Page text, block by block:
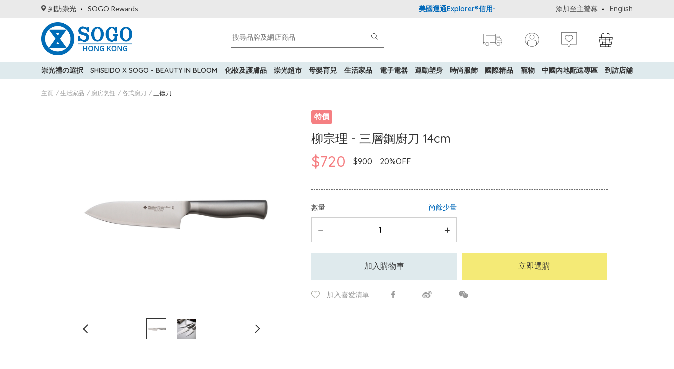
到訪崇光 SOGO Rewards 美國運通Explorer®信用卡會員購物禮遇：高達5%簽賬回贈！ 購買一般貨品(冷凍食
添加至主螢幕 English
崇光禮の選択 SHISEIDO X SOGO - BEAUTY IN BLOOM 化妝及護膚品 崇光超市 母嬰育兒 生活家品 電子電器 運動塑身 時尚服飾 國際精品 寵物 中國內地配送專區 到訪店舖
主頁 生活家品 廚房烹飪 各式廚刀 三德刀
特價
柳宗理 - 三層鋼廚刀 14cm
$720 $900 20%OFF
數量 尚餘少量
加入購物車 立即選購
加入喜愛清單